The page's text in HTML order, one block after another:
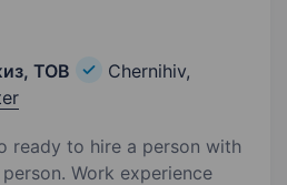
ТОВ
Chernihiv,
ready to hire a person with
Work experience